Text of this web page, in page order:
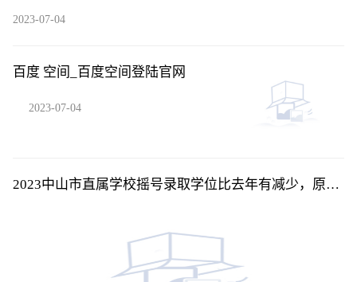
2023-07-04
百度 空间_百度空间登陆官网
2023-07-04
2023中山市直属学校摇号录取学位比去年有减少，原因